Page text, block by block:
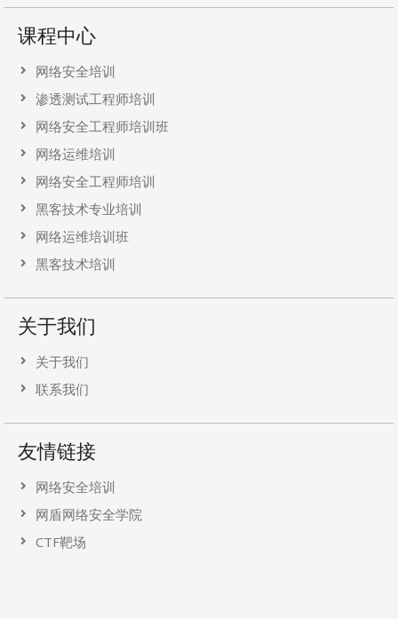
课程中心
网络安全培训
渗透测试工程师培训
网络安全工程师培训班
网络运维培训
网络安全工程师培训
黑客技术专业培训
网络运维培训班
黑客技术培训
关于我们
关于我们
联系我们
友情链接
网络安全培训
网盾网络安全学院
CTF靶场